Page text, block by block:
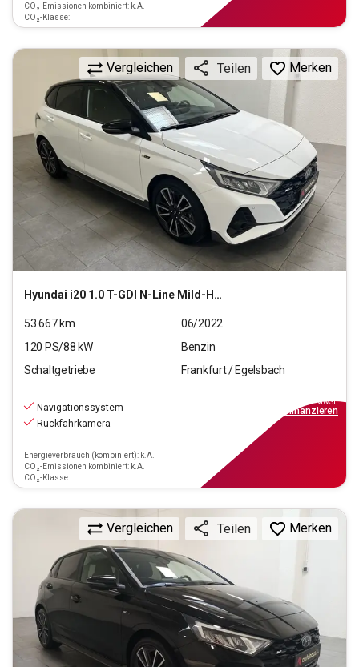
CO₂-Emissionen kombiniert: k.A.
CO₂-Klasse:
Hyundai i20 1.0 T-GDI N-Line Mild-Hybrid (EURO 6d)(OPF)
Vergleichen Teilen Merken
53.667km
06/2022
120 PS/88 kW
Benzin
Schaltgetriebe
Frankfurt / Egelsbach
Navigationssystem
Rückfahrkamera
Energieverbrauch (kombiniert): k.A.
CO₂-Emissionen kombiniert: k.A.
CO₂-Klasse:
inkl.MwSt.
finanzieren
Vergleichen Teilen Merken